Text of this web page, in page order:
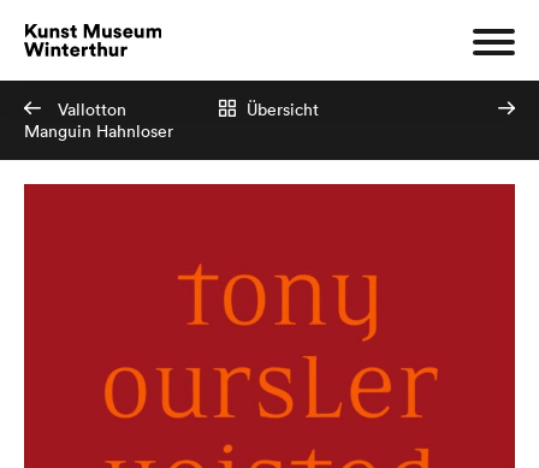
Vallotton
Manguin Hahnloser
Übersicht